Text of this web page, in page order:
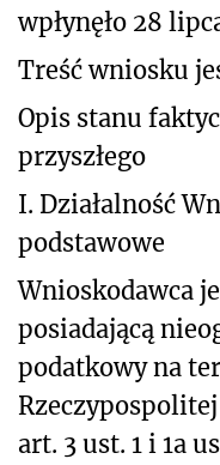
wpłynęło 28
Treść wniosku
Opis stanu
przyszłego
I. Działalność
podstawowe
Wnioskodawca
posiadającą
podatkowy na
art. 3 ust. 1 i 1a